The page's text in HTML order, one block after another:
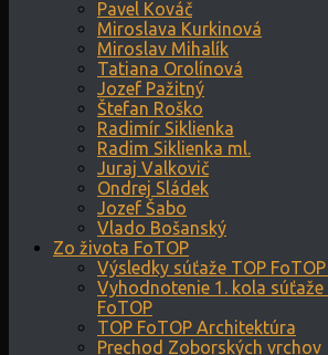
Pavel Kováč
Miroslava Kurkinová
Miroslav Mihalík
Tatiana Orolínová
Jozef Pažitný
Štefan Roško
Radimír Siklienka
Radim Siklienka ml.
Juraj Valkovič
Ondrej Sládek
Jozef Šabo
Vlado Bošanský
Zo života FoTOP
Výsledky súťaže TOP FoTOP
Vyhodnotenie 1. kola
FoTOP
TOP FoTOP Architektúra
Prechod Zoborských vrchov